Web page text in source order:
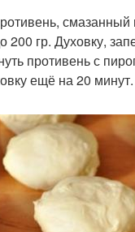
200 гр. Духовку,
противень с
ещё на 20 минут.